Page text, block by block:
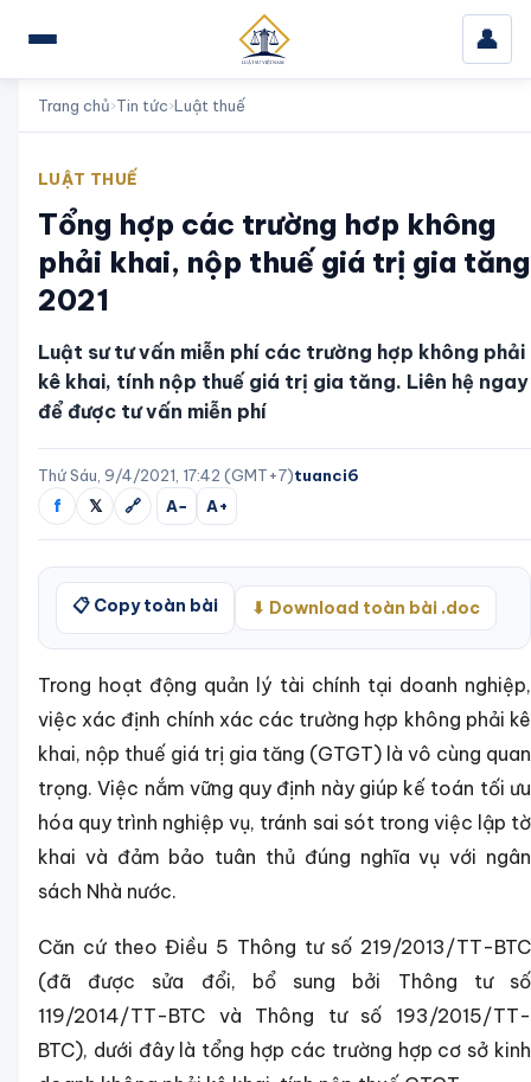
👤
Trang chủ›Tin tức›Luật thuế
LUẬT THUẾ
Tổng hợp các trường hơp không
phải khai, nộp thuế giá trị gia tăng
2021
Luật sư tư vấn miễn phí các trường hợp không phải
kê khai, tính nộp thuế giá trị gia tăng. Liên hệ ngay
để được tư vấn miễn phí
Thứ Sáu, 9/4/2021, 17:42 (GMT+7)tuanci6
f 𝕏 🔗 A− A+
📋 Copy toàn bài ⬇ Download toàn bài .doc
Trong hoạt động quản lý tài chính tại doanh nghiệp,
việc xác định chính xác các trường hợp không phải kê
khai, nộp thuế giá trị gia tăng (GTGT) là vô cùng quan
trọng. Việc nắm vững quy định này giúp kế toán tối ưu
hóa quy trình nghiệp vụ, tránh sai sót trong việc lập tờ
khai và đảm bảo tuân thủ đúng nghĩa vụ với ngân
sách Nhà nước.
Căn cứ theo Điều 5 Thông tư số 219/2013/TT-BTC
(đã được sửa đổi, bổ sung bởi Thông tư số
119/2014/TT-BTC và Thông tư số 193/2015/TT-
BTC), dưới đây là tổng hợp các trường hợp cơ sở kinh